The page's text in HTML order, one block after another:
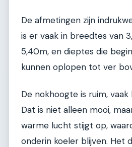
De afmetingen zijn
is er vaak in breedtes van
5,40m, en dieptes die
kunnen oplopen tot ver
De nokhoogte is ruim,
Dat is niet alleen mooi,
warme lucht stijgt op,
onderin koeler blijven. Het